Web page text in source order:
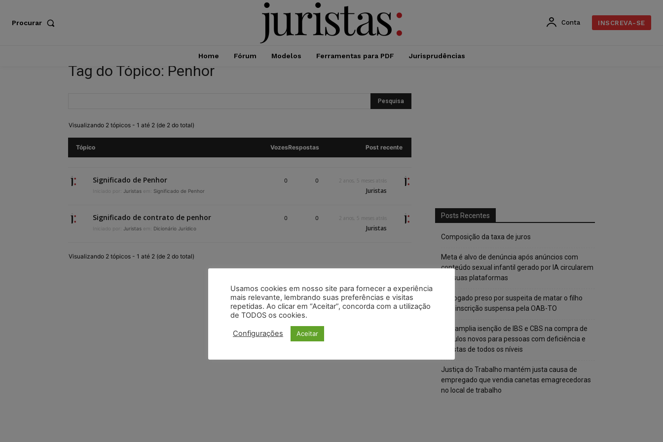
Procurar Conta INSCREVA-SE
Home Fórum Modelos Ferramentas para PDF Jurisprudências
Tag do Tópico: Penhor
Visualizando 2 tópicos - 1 até 2 (de 2 do total)
Tópico VozesRespostas Post recente
Significado de Penhor
Iniciado por: Juristas em: Significado de Penhor
0 0 2 anos, 5 meses atrás
Juristas
Significado de contrato de penhor
Iniciado por: Juristas em: Dicionário Jurídico
0 0 2 anos, 5 meses atrás
Juristas
Visualizando 2 tópicos - 1 até 2 (de 2 do total)
Posts Recentes
Composição da taxa de juros
Meta é alvo de denúncia após anúncios com
conteúdo sexual infantil gerado por IA circularem
em suas plataformas
Advogado preso por suspeita de matar o filho
tem inscrição suspensa pela OAB-TO
STF amplia isenção de IBS e CBS na compra de
veículos novos para pessoas com deficiência e
autistas de todos os níveis
Justiça do Trabalho mantém justa causa de
empregado que vendia canetas emagrecedoras
no local de trabalho
Usamos cookies em nosso site para fornecer a experiência
mais relevante, lembrando suas preferências e visitas
repetidas. Ao clicar em “Aceitar”, concorda com a utilização
de TODOS os cookies.
Configurações Aceitar